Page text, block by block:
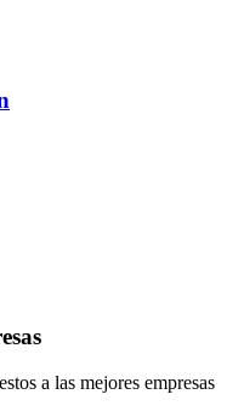
a las mejores empresas